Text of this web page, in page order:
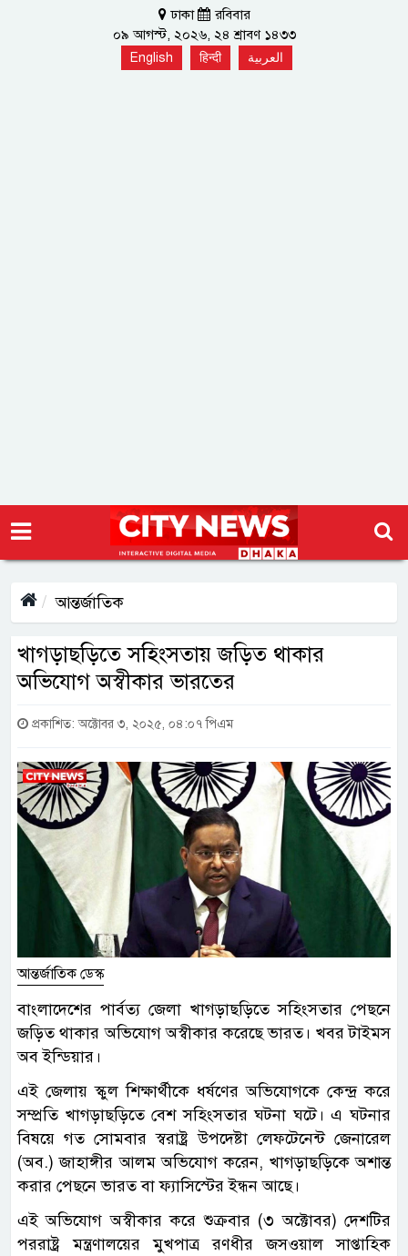
ঢাকা
রবিবার
০৯ আগস্ট, ২০২৬, ২৪ শ্রাবণ ১৪৩৩
English हिन्दी العربية
আন্তর্জাতিক
খাগড়াছড়িতে সহিংসতায় জড়িত থাকার
অভিযোগ অস্বীকার ভারতের
প্রকাশিত: অক্টোবর ৩, ২০২৫, ০৪:০৭ পিএম
আন্তর্জাতিক ডেস্ক
বাংলাদেশের পার্বত্য জেলা খাগড়াছড়িতে সহিংসতার পেছনে
জড়িত থাকার অভিযোগ অস্বীকার করেছে ভারত। খবর টাইমস
অব ইন্ডিয়ার।
এই জেলায় স্কুল শিক্ষার্থীকে ধর্ষণের অভিযোগকে কেন্দ্র করে
সম্প্রতি খাগড়াছড়িতে বেশ সহিংসতার ঘটনা ঘটে। এ ঘটনার
বিষয়ে গত সোমবার স্বরাষ্ট্র উপদেষ্টা লেফটেনেন্ট জেনারেল
(অব.) জাহাঙ্গীর আলম অভিযোগ করেন, খাগড়াছড়িকে অশান্ত
করার পেছনে ভারত বা ফ্যাসিস্টের ইন্ধন আছে।
এই অভিযোগ অস্বীকার করে শুক্রবার (৩ অক্টোবর) দেশটির
পররাষ্ট্র মন্ত্রণালয়ের মুখপাত্র রণধীর জসওয়াল সাপ্তাহিক